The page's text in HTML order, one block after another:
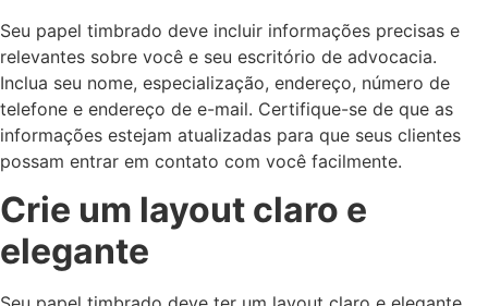
Seu papel timbrado deve incluir informações precisas e
relevantes sobre você e seu escritório de advocacia.
Inclua seu nome, especialização, endereço, número de
telefone e endereço de e-mail. Certifique-se de que as
informações estejam atualizadas para que seus clientes
possam entrar em contato com você facilmente.
Crie um layout claro e
elegante